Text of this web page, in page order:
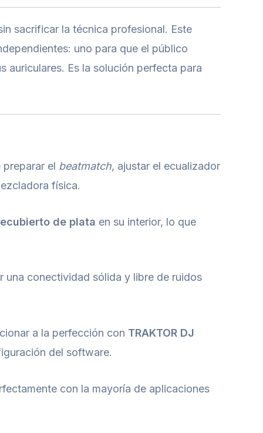
sacrificar la técnica profesional. Este
uno para que el público
auriculares. Es la solución perfecta para
el beatmatch, ajustar el ecualizador
física.
de plata en su interior, lo que
una conectividad sólida y libre de ruidos
a la perfección con TRAKTOR DJ
del software.
con la mayoría de aplicaciones